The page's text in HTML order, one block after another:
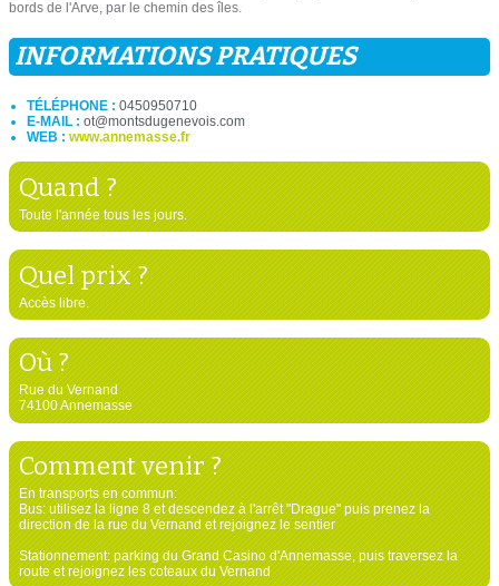
bords de l'Arve, par le chemin des îles.
INFORMATIONS PRATIQUES
TÉLÉPHONE : 0450950710
E-MAIL : ot@montsdugenevois.com
WEB : www.annemasse.fr
Quand ?
Toute l'année tous les jours.
Quel prix ?
Accès libre.
Où ?
Rue du Vernand
74100 Annemasse
Comment venir ?
En transports en commun:
Bus: utilisez la ligne 8 et descendez à l'arrêt "Drague" puis prenez la
direction de la rue du Vernand et rejoignez le sentier
Stationnement: parking du Grand Casino d'Annemasse, puis traversez la
route et rejoignez les coteaux du Vernand